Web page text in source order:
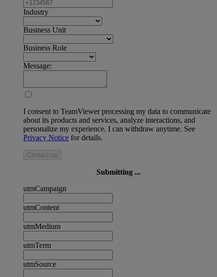
Industry
Business Unit
Business Role
Message:
I consent to TeamViewer processing my data to communicate
about its products and services, analyze interactions, and
personalize my experience. I can withdraw anytime. See
Privacy Notice for details.
Contact us
Submitting ...
utmCampaign
utmContent
utmMedium
utmTerm
utmSource